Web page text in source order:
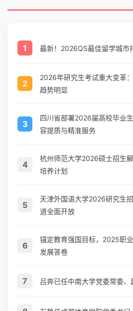
1 最新！2026QS最佳留学城市
2
2026年研究生考试重大变革
趋势明显
3
四川省部署2026届高校毕业
容提质与精准服务
4
杭州师范大学2026硕士招生
培养计划
5
天津外国语大学2026研究生
道全面开放
6
锚定教育强国目标，2025职
发展答卷
7 吕奔已任中南大学党委常委、